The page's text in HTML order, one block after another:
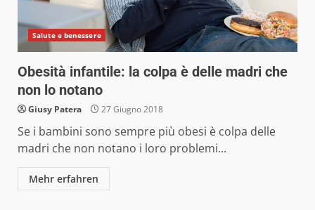
Salute e benessere
Obesità infantile: la colpa è delle madri che
non lo notano
Giusy Patera 27 Giugno 2018
Se i bambini sono sempre più obesi è colpa delle
madri che non notano i loro problemi...
Mehr erfahren